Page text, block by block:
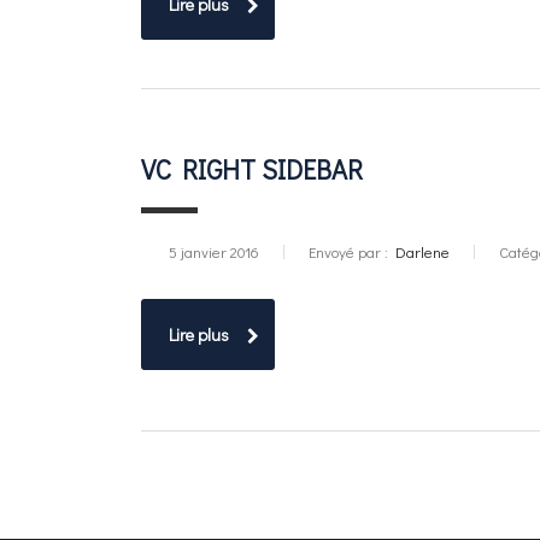
VC RIGHT SIDEBAR
5 janvier 2016 Envoyé par : Darlene
Lire plus